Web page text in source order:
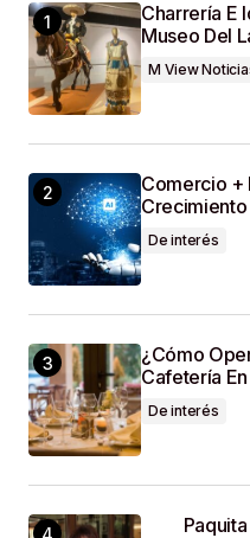
Charrería E
Museo Del
M View
Comercio +
Crecimiento
De interés
¿Cómo
Cafetería
De interés